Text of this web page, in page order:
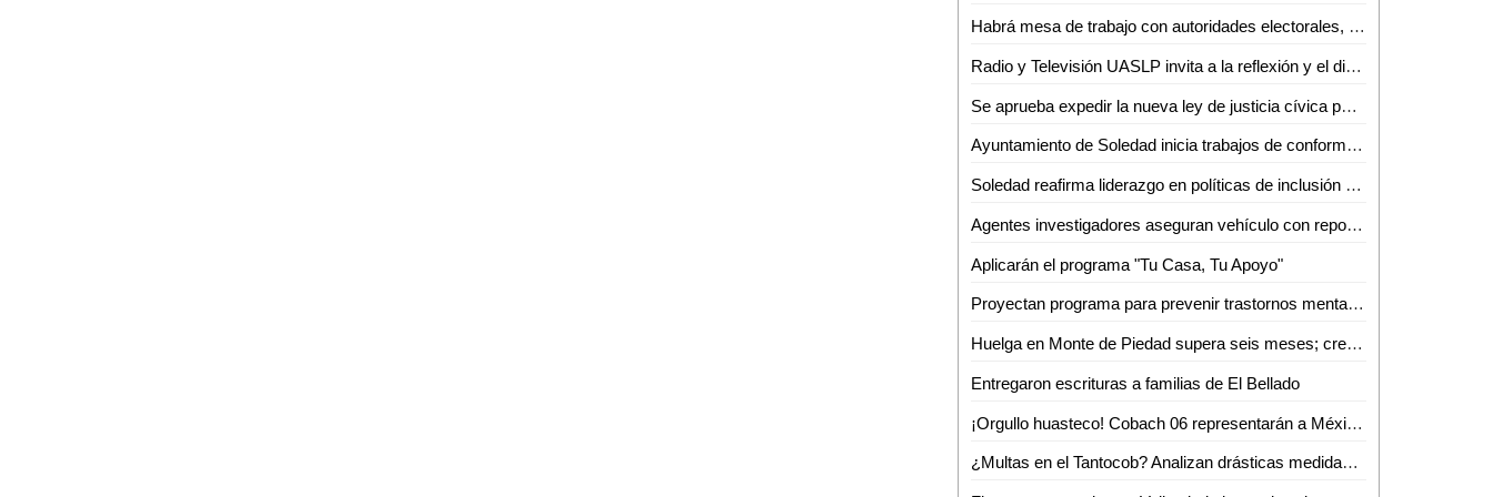
Habrá mesa de trabajo con autoridades electorales, del ejecutivo e instancias diversas sobre la reforma electoral en curso: Dip. Héctor Serrano Cortés
Radio y Televisión UASLP invita a la reflexión y el diálogo sobre la diversidad con la 6ª Jornada Radiofónica "Mes del Orgullo"
Se aprueba expedir la nueva ley de justicia cívica para el estado y municipios de San Luis Potosí
Ayuntamiento de Soledad inicia trabajos de conformación de segundo informe de gobierno
Soledad reafirma liderazgo en políticas de inclusión con feria nacional del empleo 2026
Agentes investigadores aseguran vehículo con reporte de robo en Tamazunchale
Aplicarán el programa "Tu Casa, Tu Apoyo"
Proyectan programa para prevenir trastornos mentales
Huelga en Monte de Piedad supera seis meses; crece incertidumbre por prendas empeñadas
Entregaron escrituras a familias de El Bellado
¡Orgullo huasteco! Cobach 06 representarán a México en Brasil
¿Multas en el Tantocob? Analizan drásticas medidas para cuidar áreas verdes